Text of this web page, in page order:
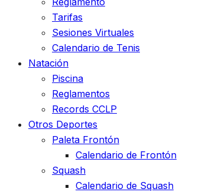
Tarifas
Sesiones Virtuales
Calendario de Tenis
Natación
Piscina
Reglamentos
Records CCLP
Otros Deportes
Paleta Frontón
Calendario de Frontón
Squash
Calendario de Squash